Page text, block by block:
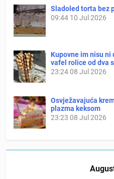
Sladoled torta bez
09:44 10 Jul 2026
Kupovne im nisu ni
vafel rolice od dva
23:2408 Jul 2026
Osvježavajuća
plazma keksom
23:23 08 Jul 2026